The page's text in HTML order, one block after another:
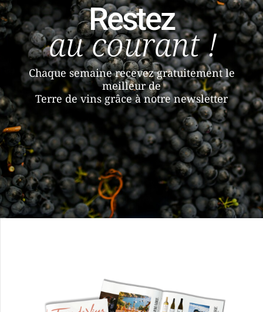
Restez
au courant !
Chaque semaine recevez gratuitement le
meilleur de
Terre de vins grâce à notre newsletter